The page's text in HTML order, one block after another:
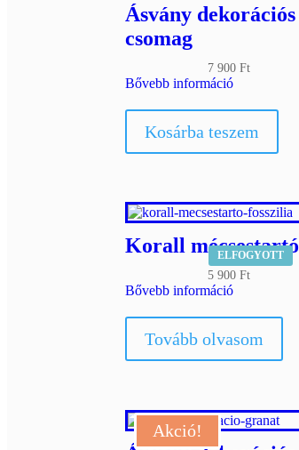
Ásvány dekorációs
csomag
7 900Ft
Bővebb információ
Kosárba teszem
ELFOGYOTT
Korall mécsestartó
5 900Ft
Bővebb információ
Tovább olvasom
Akció!